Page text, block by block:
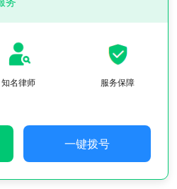
知名律师 服务保障
一键拨号